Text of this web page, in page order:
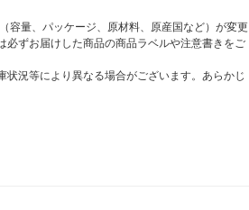
容量、パッケージ、原材料、原産国など）が変更
ずお届けした商品の商品ラベルや注意書きをご
況等により異なる場合がございます。あらかじ